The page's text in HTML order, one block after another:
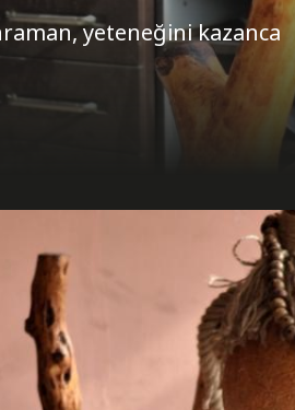
yeteneğini kazanca